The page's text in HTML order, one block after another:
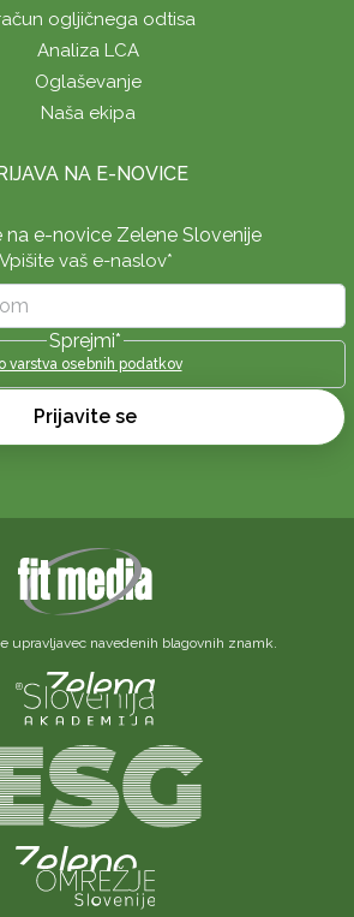
ogljičnega odtisa
Analiza LCA
Oglaševanje
Naša ekipa
NA E-NOVICE
na e-novice Zelene Slovenije
Vpišite vaš e-naslov*
Sprejmi*
varstva osebnih podatkov
Prijavite se
upravljavec navedenih blagovnih znamk.